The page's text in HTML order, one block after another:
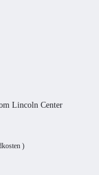
Lincoln Center
)